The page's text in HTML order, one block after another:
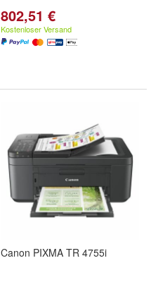
802,51 €
Kostenloser Versand
Canon PIXMA TR 4755i